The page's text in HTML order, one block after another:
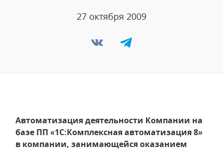
27 октября 2009
Автоматизация деятельности Компании на
базе ПП «1С:Комплексная автоматизация 8»
в компании, занимающейся оказанием